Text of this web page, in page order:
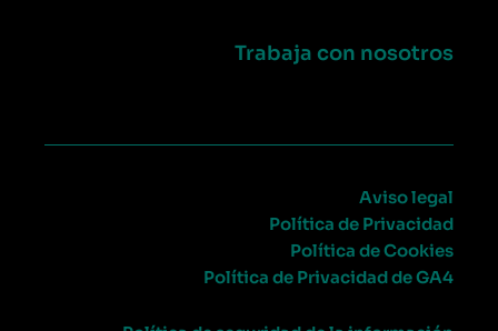
Trabaja con nosotros
Aviso legal
Política de Privacidad
Política de Cookies
Política de Privacidad de GA4